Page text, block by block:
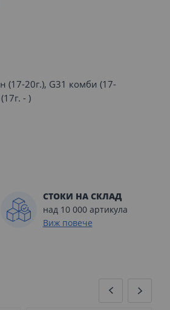
(17-20г.), G31 комби (17-
- )
СТОКИ НА СКЛАД
над 10 000 артикула
Виж повече